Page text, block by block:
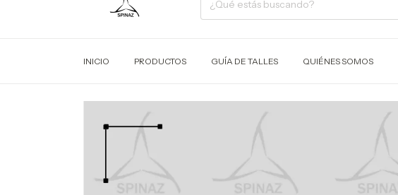
INICIO PRODUCTOS GUÍA DE TALLES QUIÉNES SOMOS